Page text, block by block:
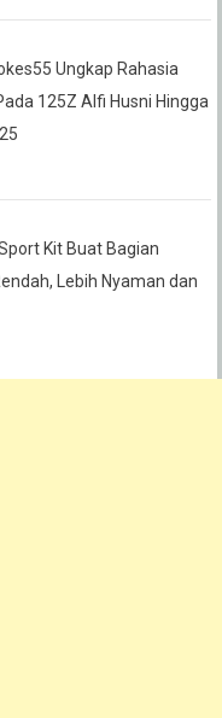
Ungkap Rahasia
125Z Alfi Husni Hingga
Kit Buat Bagian
Lebih Nyaman dan